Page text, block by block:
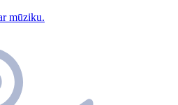
mūziku.